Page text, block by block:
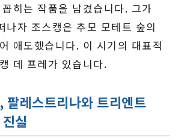
히는 작품을 남겼습니다. 그가
나자 조스캥은 추모 모테트 숲의
애도했습니다. 이 시기의 대표적
데 프레가 있습니다.
팔레스트리나와 트리엔트
실